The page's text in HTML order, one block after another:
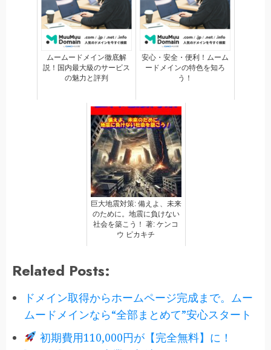
ムームードメイン徹底解
説！国内最大級のサービス
の魅力と評判
安心・安全・便利！ムーム
ードメインの特色を知ろ
う！
巨大地震対策: 備えよ、未来
のために。地震に負けない
社会を築こう！ 著: ケンコ
ウ ピカキチ
Related Posts:
ドメイン取得からホームページ完成まで。ムー
ムードメインなら“全部まとめて”安心スタート
初期費用110,000円が【完全無料】に！